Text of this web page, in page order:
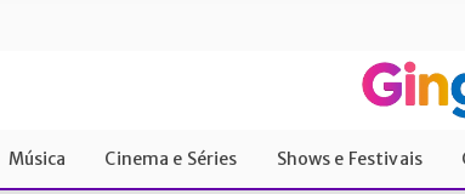
Música Cinema e Séries Shows e Festivais